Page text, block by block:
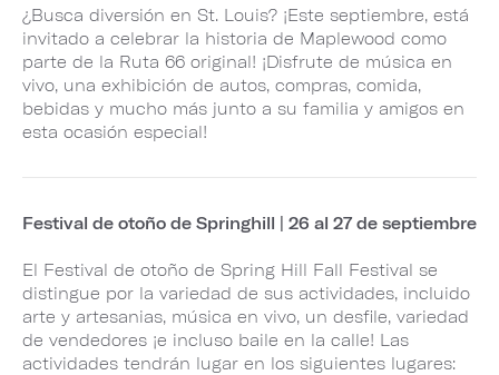
¿Busca diversión en St. Louis? ¡Este septiembre, está
invitado a celebrar la historia de Maplewood como
parte de la Ruta 66 original! ¡Disfrute de música en
vivo, una exhibición de autos, compras, comida,
bebidas y mucho más junto a su familia y amigos en
esta ocasión especial!
Festival de otoño de Springhill | 26 al 27 de septiembre
El Festival de otoño de Spring Hill Fall Festival se
distingue por la variedad de sus actividades, incluido
arte y artesanias, música en vivo, un desfile, variedad
de vendedores ¡e incluso baile en la calle! Las
actividades tendrán lugar en los siguientes lugares: